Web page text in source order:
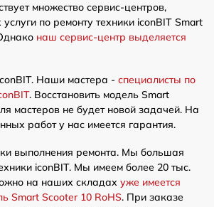
множество сервис-центров,
по ремонту техники iconBIT Smart
наш сервис-центр выделяется
Наши мастера - специалисты по
. Восстановить модель Smart
мастеров не будет новой задачей. На
работ у нас имеется гарантия.
выполнения ремонта. Мы большая
iconBIT. Мы имеем более 20 тыс.
на наших складах уже имеется
Smart Scooter 10 RoHS. При заказе